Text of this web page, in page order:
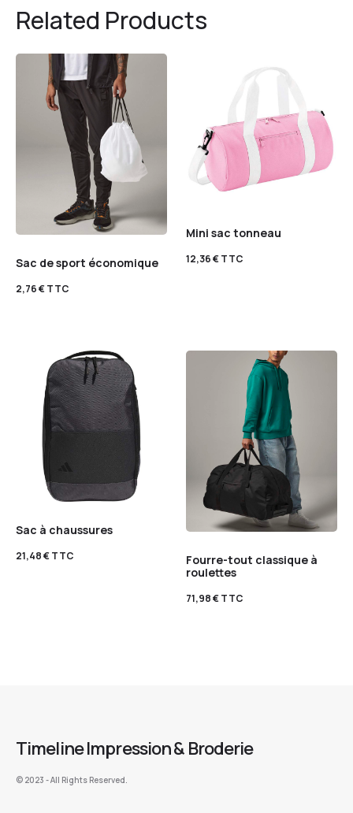
Related Products
Sac de sport économique
2,76€TTC
Mini sac tonneau
12,36€TTC
Sac à chaussures
21,48€TTC
Fourre-tout classique à
roulettes
71,98€TTC
Timeline Impression & Broderie
©️ 2023 - All Rights Reserved.